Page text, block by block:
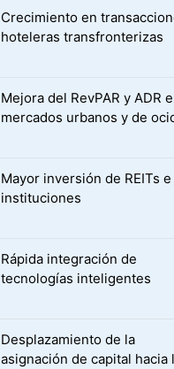
Crecimiento en
hoteleras transfronterizas
Mejora del RevPAR y ADR
mercados urbanos y de
Mayor inversión de REITs e
instituciones
Rápida integración de
tecnologías inteligentes
Desplazamiento de la
asignación de capital hacia